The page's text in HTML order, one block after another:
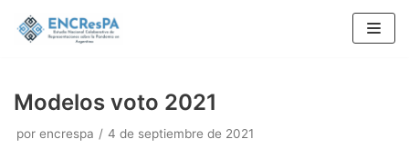
Saltar
al
Modelos voto 2021
por encrespa 4 de septiembre de 2021